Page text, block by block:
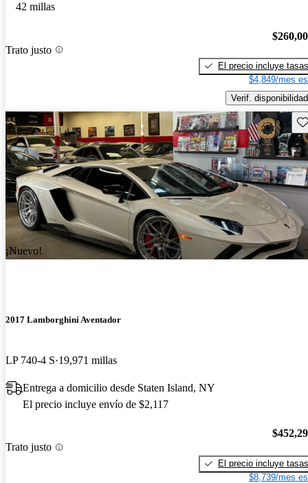
42 millas
Trato justo
El precio incluye tasas
$4,849/mes
Verif. disponibilidad
¡Nuevo!
2017 Lamborghini Aventador
LP 740-4 S 19,971 millas
Entrega a domicilio desde Staten Island, NY
El precio incluye envío de $2,117
Trato justo
El precio incluye tasas
$8,739/mes